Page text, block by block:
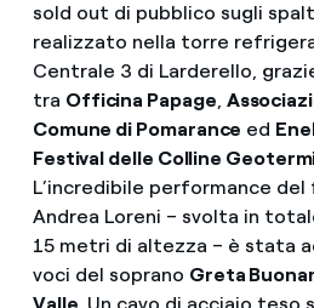
sold out di pubblico sugli
realizzato nella torre
Centrale 3 di Larderello,
tra Officina Papage,
Comune di Pomarance ed
Festival delle Colline
L’incredibile performance del
Andrea Loreni – svolta in
15 metri di altezza – è stata
voci del soprano Greta